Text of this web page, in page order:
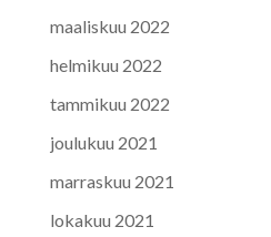
maaliskuu 2022
helmikuu 2022
tammikuu 2022
joulukuu 2021
marraskuu 2021
lokakuu 2021